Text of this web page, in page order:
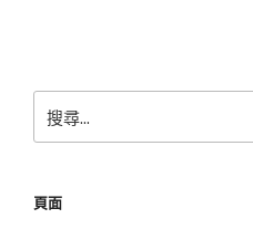
尋
字:
頁面